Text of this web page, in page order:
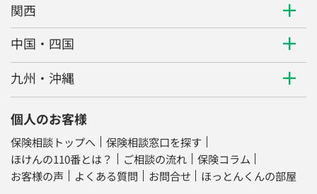
関西
中国・四国
九州・沖縄
個人のお客様
保険相談トップへ
保険相談窓口を探す
ほけんの110番とは？
ご相談の流れ
保険コラム
お客様の声
よくある質問 お問合せ ほっとんくんの部屋